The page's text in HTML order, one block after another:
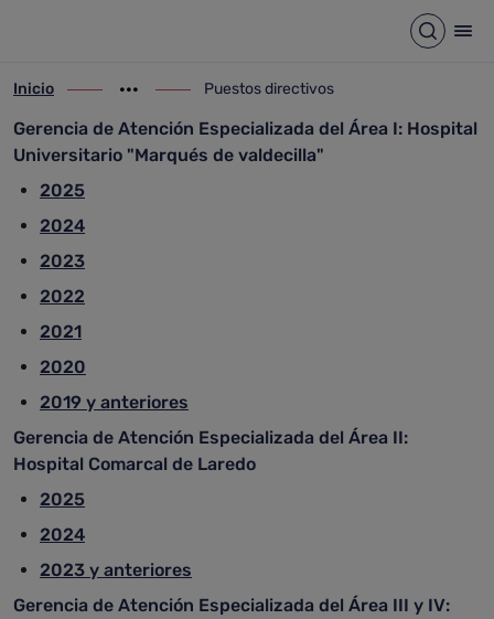
Abrir
ir-a inicio
Inicio
Mostrar opciones del camino de migas
ir-a Puestos directivos
Puestos directivos
Gerencia de Atención Especializada del Área I: Hospital
Universitario "Marqués de valdecilla"
2025
2024
2023
2022
2021
2020
2019 y anteriores
Gerencia de Atención Especializada del Área II:
Hospital Comarcal de Laredo
2025
2024
2023 y anteriores
Gerencia de Atención Especializada del Área III y IV: